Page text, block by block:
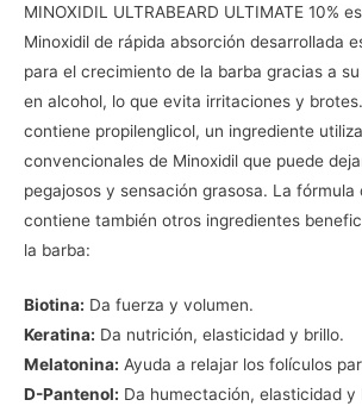
MINOXIDIL ULTRABEARD ULTIMATE 10%
Minoxidil de rápida absorción desarrollada
para el crecimiento de la barba gracias a
en alcohol, lo que evita irritaciones y
contiene propilenglicol, un ingrediente
convencionales de Minoxidil que puede
pegajosos y sensación grasosa. La fórmula
contiene también otros ingredientes
la barba:
Biotina: Da fuerza y volumen.
Keratina: Da nutrición, elasticidad y brillo.
Melatonina: Ayuda a relajar los folículos
D-Pantenol: Da humectación, elasticidad y